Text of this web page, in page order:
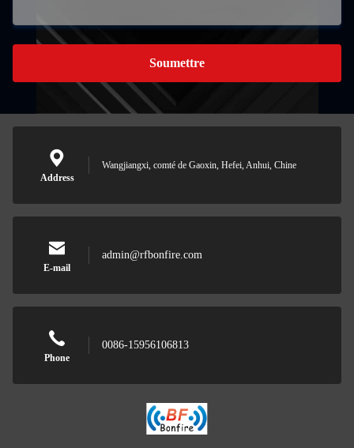
Soumettre
Address
Wangjiangxi, comté de Gaoxin, Hefei, Anhui, Chine
E-mail
admin@rfbonfire.com
Phone
0086-15956106813